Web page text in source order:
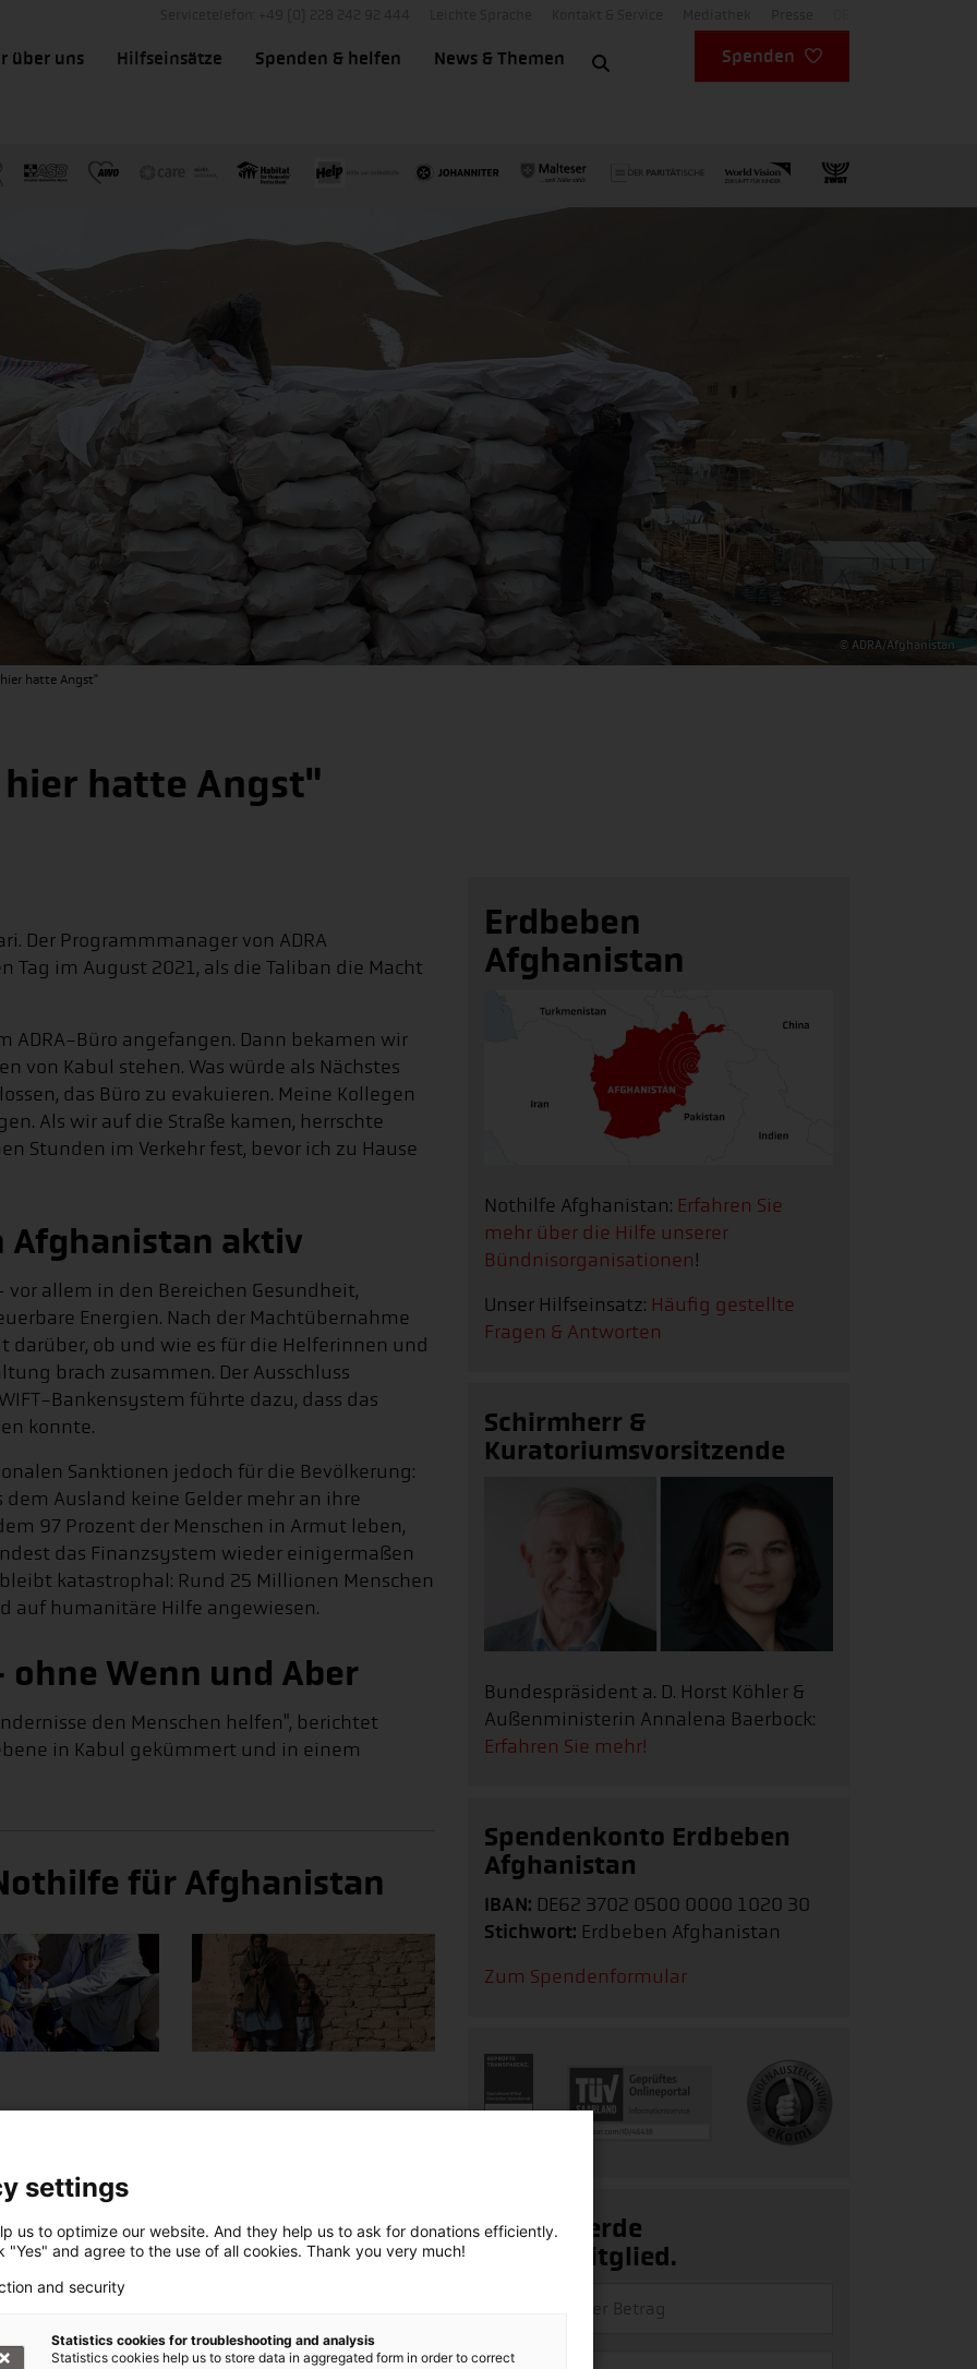
über uns Hilfseinsätze Spenden & helfen News & Themen Spenden
© ADRA/Afghanistan
hier hatte Angst"
hatte Angst"
Der Programmmanager von ADRA
Tag im August 2021, als die Taliban die Macht
ADRA-Büro angefangen. Dann bekamen wir
von Kabul stehen. Was würde als Nächstes
das Büro zu evakuieren. Meine Kollegen
Als wir auf die Straße kamen, herrschte
Stunden im Verkehr fest, bevor ich zu Hause
Afghanistan aktiv
allem in den Bereichen Gesundheit,
Energien. Nach der Machtübernahme
darüber, ob und wie es für die Helferinnen und
brach zusammen. Der Ausschluss
Bankensystem führte dazu, dass das
konnte.
Sanktionen jedoch für die Bevölkerung:
Ausland keine Gelder mehr an ihre
97 Prozent der Menschen in Armut leben,
das Finanzsystem wieder einigermaßen
katastrophal: Rund 25 Millionen Menschen
auf humanitäre Hilfe angewiesen.
Wenn und Aber
den Menschen helfen", berichtet
in Kabul gekümmert und in einem
für Afghanistan
zu, dass ausländische Kolleginnen und
für ADRA Afghanistan gibt es keine
erfolgt buchstäblich auf eigene
betont Hamid.
den Süden
Erdbeben
Afghanistan
Nothilfe Afghanistan: Erfahren Sie
mehr über die Hilfe unserer
Bündnisorganisationen!
Unser Hilfseinsatz: Häufig gestellte
Fragen & Antworten
Schirmherr &
Kuratoriumsvorsitzende
Bundespräsident a. D. Horst Köhler &
Außenministerin Annalena Baerbock:
Erfahren Sie mehr!
Spendenkonto Erdbeben
Afghanistan
IBAN: DE62 3702 0500 0000 1020 30
Stichwort: Erdbeben Afghanistan
Zum Spendenformular
Ja, ich werde
Fördermitglied.
settings
us to optimize our website. And they help us to ask for donations efficiently.
"Yes" and agree to the use of all cookies. Thank you very much!
and security
Statistics cookies for troubleshooting and analysis
Statistics cookies help us to store data in aggregated form in order to correct